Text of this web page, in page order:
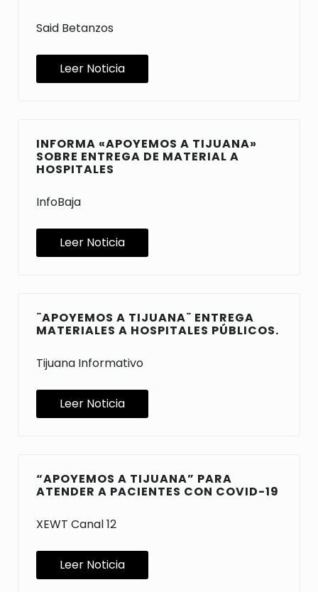
Said Betanzos
Leer Noticia
INFORMA «APOYEMOS A TIJUANA»
SOBRE ENTREGA DE MATERIAL A
HOSPITALES
InfoBaja
Leer Noticia
¨APOYEMOS A TIJUANA¨ ENTREGA
MATERIALES A HOSPITALES PÚBLICOS.
Tijuana Informativo
Leer Noticia
“APOYEMOS A TIJUANA” PARA
ATENDER A PACIENTES CON COVID-19
XEWT Canal 12
Leer Noticia